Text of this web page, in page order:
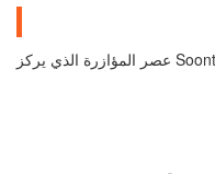
مع تطور اتجاهات السوق، دخلت آلات Soontrue عصر المؤازرة الذي يركز